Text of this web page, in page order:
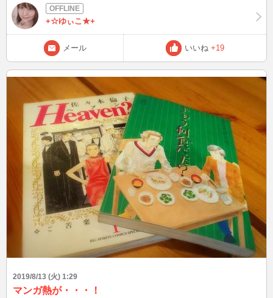
た。 負け方を知るって大切だなと思いました…。 次は、引越し大名
かライオンキングか トイストーリー迷うなぁー
+☆ゆぃこ★+
メール いいね +19
2019/8/13 (火) 1:29
マンガ熱が・・・！